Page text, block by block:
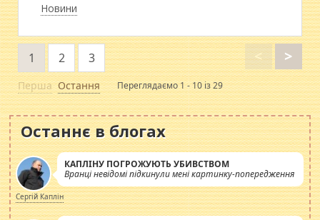
Новини
Перша
<
1 2 3 >
Остання Переглядаємо 1 - 10 із 29
Останнє в блогах
КАПЛІНУ ПОГРОЖУЮТЬ УБИВСТВОМ
Вранці невідомі підкинули мені картинку-попередження
Сергій Каплін